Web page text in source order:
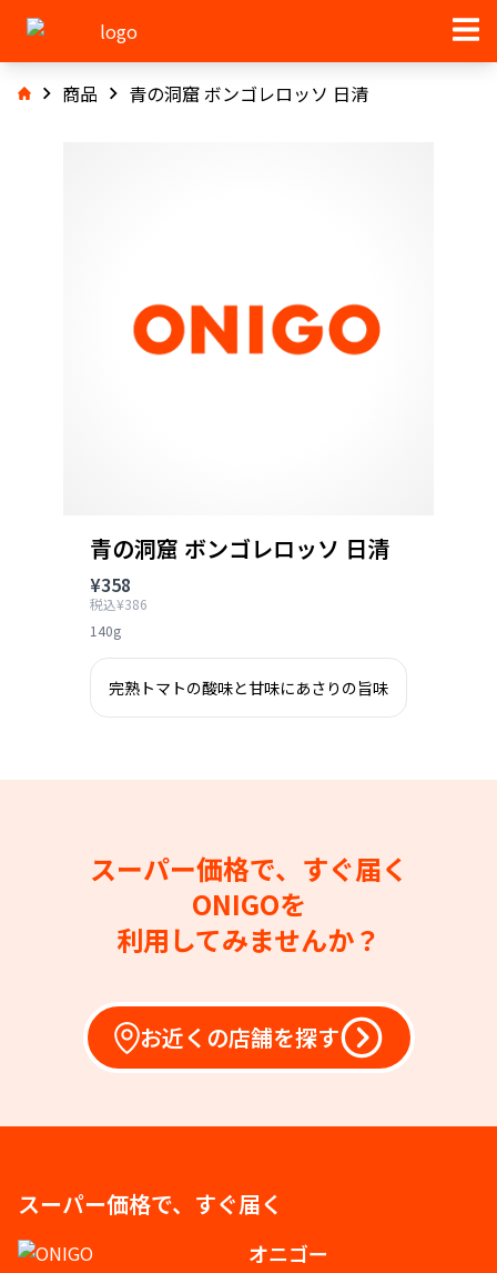
商品 青の洞窟 ボンゴレロッソ 日清
青の洞窟 ボンゴレロッソ 日清
¥358
税込¥386
140g
完熟トマトの酸味と甘味にあさりの旨味
スーパー価格で、すぐ届く
ONIGOを
利用してみませんか？
お近くの店舗を探す
スーパー価格で、すぐ届く
オニゴー